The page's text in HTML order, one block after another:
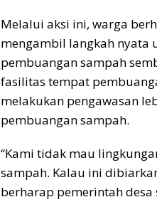
Melalui aksi ini, warga
mengambil langkah nyata
pembuangan sampah
fasilitas tempat
melakukan pengawasan
pembuangan sampah.
“Kami tidak mau
sampah. Kalau ini
berharap pemerintah desa